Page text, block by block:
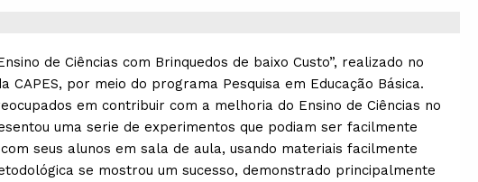
de Ciências com Brinquedos de baixo Custo”, realizado no
CAPES, por meio do programa Pesquisa em Educação Básica.
em contribuir com a melhoria do Ensino de Ciências no
uma serie de experimentos que podiam ser facilmente
seus alunos em sala de aula, usando materiais facilmente
se mostrou um sucesso, demonstrado principalmente